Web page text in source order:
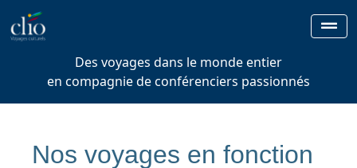
Des voyages dans le monde entier
en compagnie de conférenciers passionnés
Nos voyages en fonction